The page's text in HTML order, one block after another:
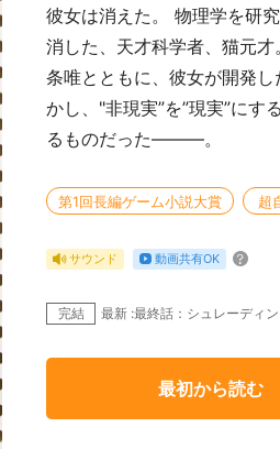
彼女は消えた。 物理学を研
消した、天才科学者、猫元
条唯とともに、彼女が開発
かし、"非現実”を”現実”にす
るものだった———。
第1回長編ゲーム小説大賞 超
サウンド 動画共有OK
完結 最新 :最終話：シュレーディ
最初から読む